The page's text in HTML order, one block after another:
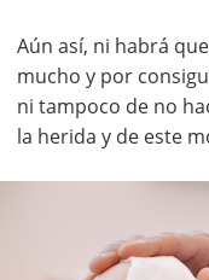
Aún así, ni habrá
mucho y por
ni tampoco de no
la herida y de este